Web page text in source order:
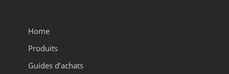
Home
Produits
Guides d’achats